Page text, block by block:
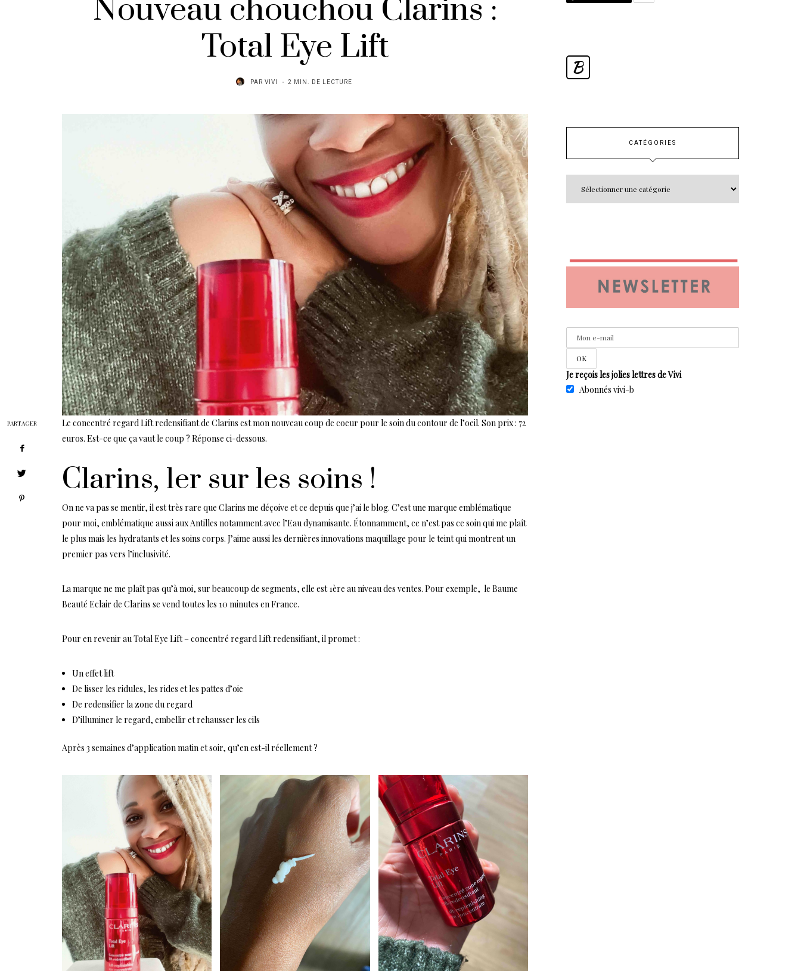
Nouveau chouchou Clarins :
Total Eye Lift
PAR VIVI 2 MIN. DE LECTURE
Le concentré regard Lift redensifiant de Clarins est mon nouveau coup de coeur pour le soin du contour de l’oeil. Son prix : 72
euros. Est-ce que ça vaut le coup ? Réponse ci-dessous.
Clarins, 1er sur les soins !
On ne va pas se mentir, il est très rare que Clarins me déçoive et ce depuis que j’ai le blog. C’est une marque emblématique
pour moi, emblématique aussi aux Antilles notamment avec l’Eau dynamisante. Étonnamment, ce n’est pas ce soin qui me plaît
le plus mais les hydratants et les soins corps. J’aime aussi les dernières innovations maquillage pour le teint qui montrent un
premier pas vers l’inclusivité.
La marque ne me plaît pas qu’à moi, sur beaucoup de segments, elle est 1ère au niveau des ventes. Pour exemple, le Baume
Beauté Eclair de Clarins se vend toutes les 10 minutes en France.
Pour en revenir au Total Eye Lift – concentré regard Lift redensifiant, il promet :
Un effet lift
De lisser les ridules, les rides et les pattes d’oie
De redensifier la zone du regard
D’illuminer le regard, embellir et rehausser les cils
Après 3 semaines d’application matin et soir, qu’en est-il réellement ?
PARTAGER
B
CATÉGORIES
Je reçois les jolies lettres de Vivi
Abonnés vivi-b